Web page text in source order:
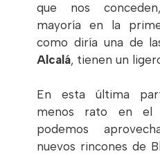
que nos
mayoría en la
como diría una de
Alcalá, tienen un
En esta última
menos rato en el
podemos
nuevos rincones de